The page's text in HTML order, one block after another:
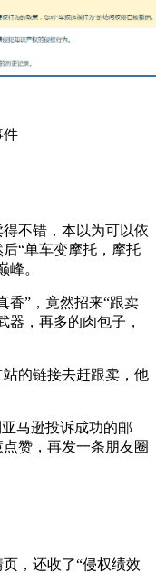
件
不错，本以为可以依
“单车变摩托，摩托
峰。
香”，竟然招来“跟卖
器，再多的肉包子，
的链接去赶跟卖，他
马逊投诉成功的邮
赞，再发一条朋友圈
，还收了“侵权绩效